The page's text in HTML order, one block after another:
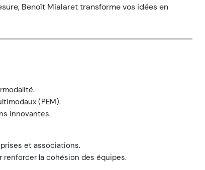
Benoît Mialaret transforme vos idées en
(PEM).
innovantes.
et associations.
la cohésion des équipes.